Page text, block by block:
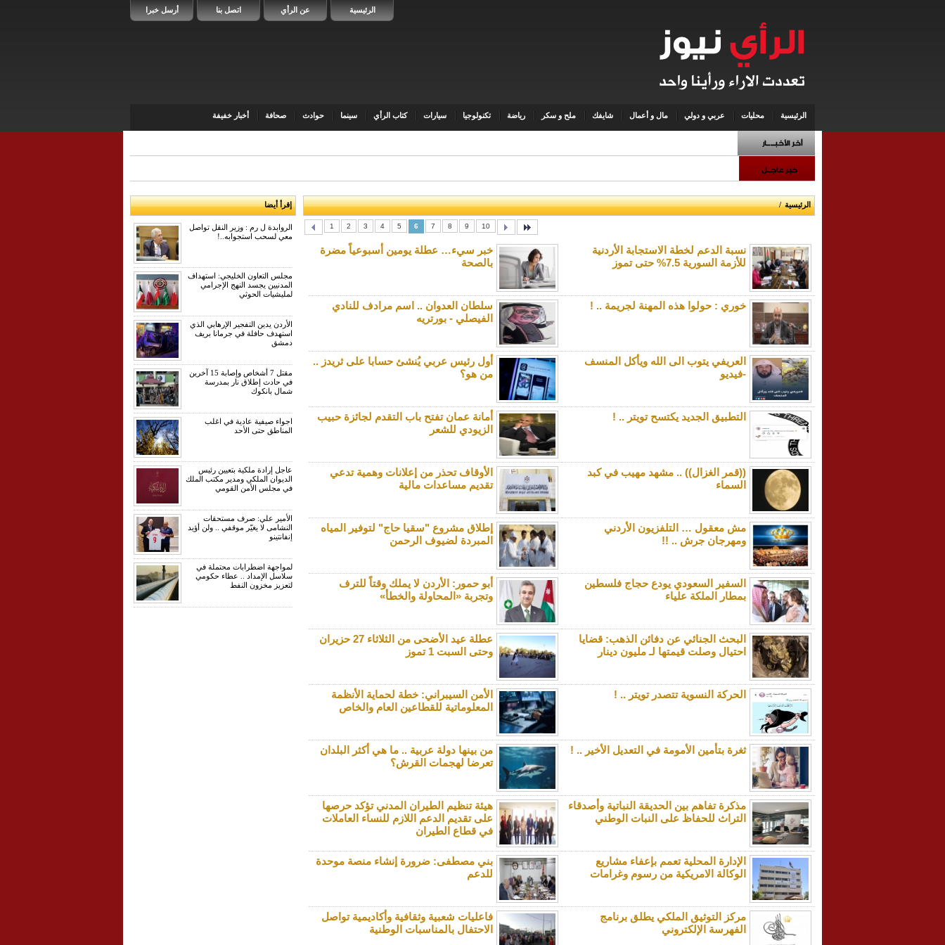
أرسل خبرا اتصل بنا عن الرأي الرئيسية
الرئيسية محليات عربي و دولي مال و أعمال شايفك ملح و سكر رياضة تكنولوجيا سيارات كتاب الرأي سينما حوادث صحافة أخبار خفيفة
الرئيسية /
1 2 3 4 5 6 7 8 9 10
نسبة الدعم لخطة الاستجابة الأردنية
للأزمة السورية 7.5% حتى تموز
خبر سيء… عطلة يومين أسبوعياً مضرة
بالصحة‎‎
خوري : حولوا هذه المهنة لجريمة .. !
سلطان العدوان .. اسم مرادف للنادي
الفيصلي - بورتريه
العريفي يتوب الى الله ويأكل المنسف
-فيديو
أول رئيس عربي يُنشئ حسابا على ثريدز ..
من هو؟
التطبيق الجديد يكتسح تويتر .. !
أمانة عمان تفتح باب التقدم لجائزة حبيب
الزيودي للشعر
((قمر الغزال)) .. مشهد مهيب في كبد
السماء
الأوقاف تحذر من إعلانات وهمية تدعي
تقديم مساعدات مالية
مش معقول … التلفزيون الأردني
ومهرجان جرش .. !!
إطلاق مشروع "سقيا حاج" لتوفير المياه
المبردة لضيوف الرحمن
السفير السعودي يودع حجاج فلسطين
بمطار الملكة علياء
أبو حمور: الأردن لا يملك وقتاً للترف
وتجربة «المحاولة والخطأ»
البحث الجنائي عن دفائن الذهب: قضايا
احتيال وصلت قيمتها لـ مليون دينار
عطلة عيد الأضحى من الثلاثاء 27 حزيران
وحتى السبت 1 تموز
الحركة النسوية تتصدر تويتر .. !
الأمن السيبراني: خطة لحماية الأنظمة
المعلوماتية للقطاعين العام والخاص
ثغرة بتأمين الأمومة في التعديل الأخير .. !
من بينها دولة عربية .. ما هي أكثر البلدان
تعرضا لهجمات القرش؟
مذكرة تفاهم بين الحديقة النباتية وأصدقاء
التراث للحفاظ على النبات الوطني
هيئة تنظيم الطيران المدني تؤكد حرصها
على تقديم الدعم اللازم للنساء العاملات
في قطاع الطيران
الإدارة المحلية تعمم بإعفاء مشاريع
الوكالة الامريكية من رسوم وغرامات
بني مصطفى: ضرورة إنشاء منصة موحدة
للدعم
مركز التوثيق الملكي يطلق برنامج
الفهرسة الإلكتروني
فاعليات شعبية وثقافية وأكاديمية تواصل
الاحتفال بالمناسبات الوطنية
إقرأ أيضا
الروابدة ل رم : وزير النقل تواصل
معي لسحب استجوابه..!
مجلس التعاون الخليجي: استهداف
المدنيين يجسد النهج الإجرامي
لمليشيات الحوثي
الأردن يدين التفجير الإرهابي الذي
استهدف حافلة في جرمانا بريف
دمشق
مقتل 7 أشخاص وإصابة 15 آخرين
في حادث إطلاق نار بمدرسة
شمال بانكوك
اجواء صيفية عادية في اغلب
المناطق حتى الأحد
عاجل إرادة ملكية بتعيين رئيس
الديوان الملكي ومدير مكتب الملك
في مجلس الأمن القومي
الأمير علي: صرف مستحقات
النشامى لا يغيّر موقفي .. ولن أؤيد
إنفانتينو
لمواجهة اضطرابات محتملة في
سلاسل الإمداد .. عطاء حكومي
لتعزيز مخزون النفط